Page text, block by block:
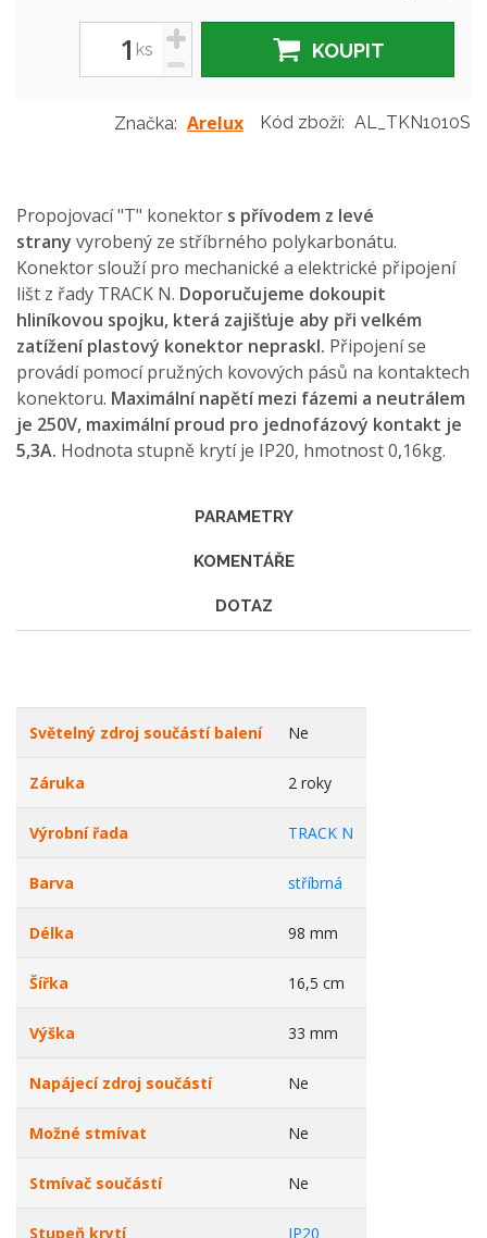
ks
+
-
KOUPIT
Značka: Arelux Kód zboží: AL_TKN1010S
Propojovací "T" konektor s přívodem z levé
strany vyrobený ze stříbrného polykarbonátu.
Konektor slouží pro mechanické a elektrické připojení
lišt z řady TRACK N. Doporučujeme dokoupit
hliníkovou spojku, která zajišťuje aby při velkém
zatížení plastový konektor nepraskl. Připojení se
provádí pomocí pružných kovových pásů na kontaktech
konektoru. Maximální napětí mezi fázemi a neutrálem
je 250V, maximální proud pro jednofázový kontakt je
5,3A. Hodnota stupně krytí je IP20, hmotnost 0,16kg.
PARAMETRY
KOMENTÁŘE
DOTAZ
Světelný zdroj součástí balení Ne
Záruka 2 roky
Výrobní řada TRACK N
Barva stříbrná
Délka 98 mm
Šířka 16,5 cm
Výška 33 mm
Napájecí zdroj součástí Ne
Možné stmívat Ne
Stmívač součástí Ne
Stupeň krytí IP20